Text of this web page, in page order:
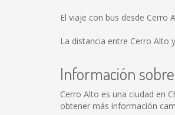
El viaje con bus desde Cerro
La distancia entre Cerro Alto
Información
Cerro Alto es una ciudad en
obtener más información